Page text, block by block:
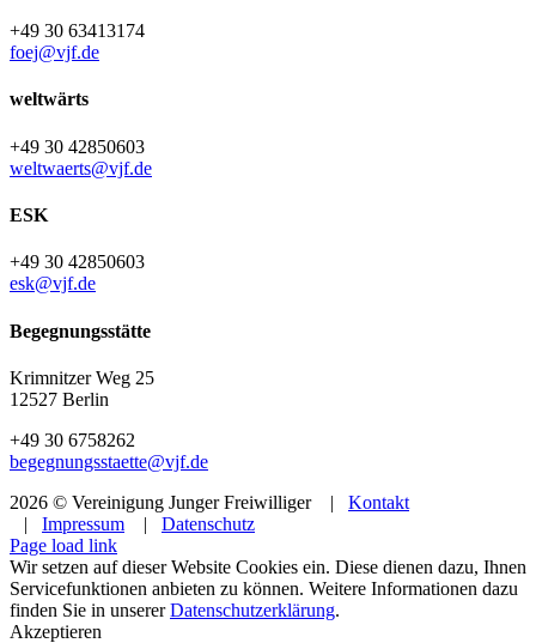
+49 30 63413174
foej@vjf.de
weltwärts
+49 30 42850603
weltwaerts@vjf.de
ESK
+49 30 42850603
esk@vjf.de
Begegnungsstätte
Krimnitzer Weg 25
12527 Berlin
+49 30 6758262
begegnungsstaette@vjf.de
2026 © Vereinigung Junger Freiwilliger | Kontakt
| Impressum | Datenschutz
Facebook
Instagram
YouTube
Page load link
Wir setzen auf dieser Website Cookies ein. Diese dienen dazu, Ihnen
Servicefunktionen anbieten zu können. Weitere Informationen dazu
finden Sie in unsererDatenschutzerklärung.
Akzeptieren